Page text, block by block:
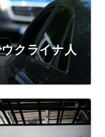
クライナ人